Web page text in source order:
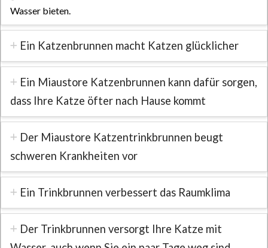
Wasser bieten.
Ein Katzenbrunnen macht Katzen glücklicher
Ein Miaustore Katzenbrunnen kann dafür sorgen,
dass Ihre Katze öfter nach Hause kommt
Der Miaustore Katzentrinkbrunnen beugt
schweren Krankheiten vor
Ein Trinkbrunnen verbessert das Raumklima
Der Trinkbrunnen versorgt Ihre Katze mit